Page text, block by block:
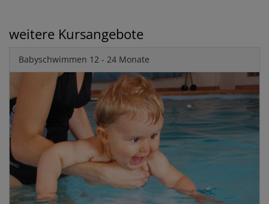
weitere Kursangebote
Babyschwimmen 12 - 24 Monate